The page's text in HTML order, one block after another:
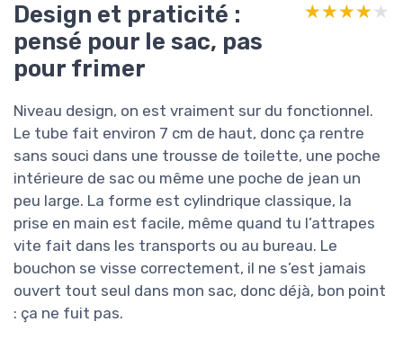
Design et praticité :
pensé pour le sac, pas
pour frimer
★★★★★
★★★★★
Niveau design, on est vraiment sur du fonctionnel.
Le tube fait environ 7 cm de haut, donc ça rentre
sans souci dans une trousse de toilette, une poche
intérieure de sac ou même une poche de jean un
peu large. La forme est cylindrique classique, la
prise en main est facile, même quand tu l’attrapes
vite fait dans les transports ou au bureau. Le
bouchon se visse correctement, il ne s’est jamais
ouvert tout seul dans mon sac, donc déjà, bon point
: ça ne fuit pas.